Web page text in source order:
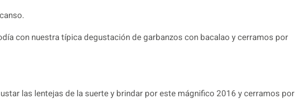
con nuestra típica degustación de garbanzos con bacalao y cerramos por
las lentejas de la suerte y brindar por este mágnifico 2016 y cerramos por